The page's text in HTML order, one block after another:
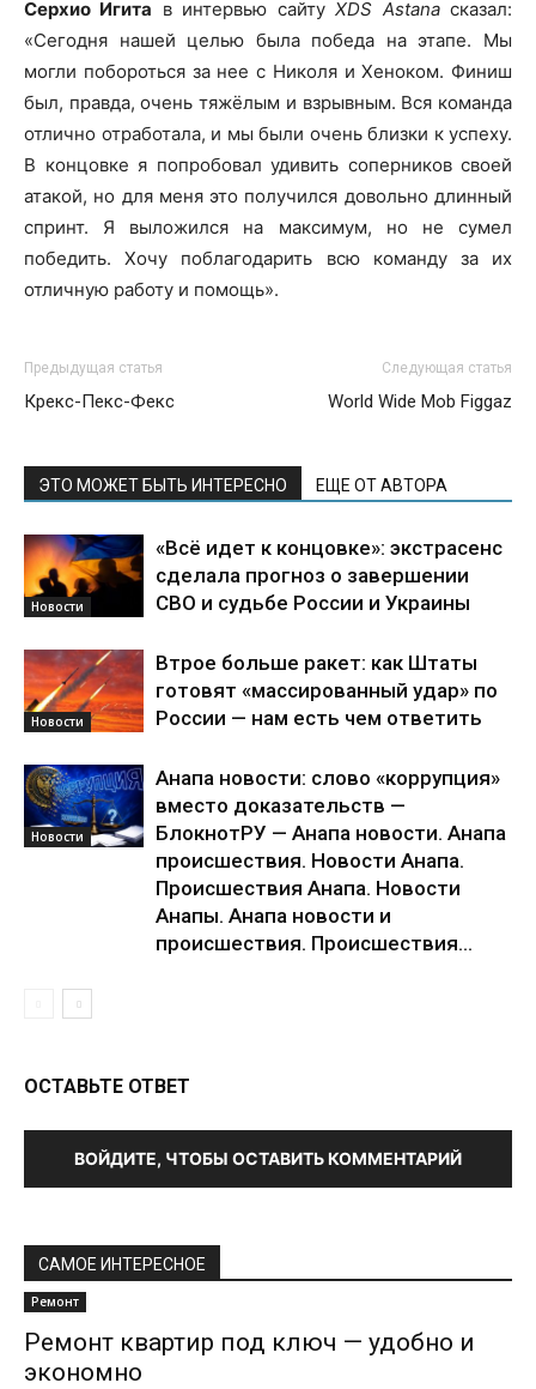
Серхио Игита в интервью сайтуXDS Astanaсказал:
«Сегодня нашей целью была победа на этапе. Мы
могли побороться за нее с Николя и Хеноком. Финиш
был, правда, очень тяжёлым и взрывным. Вся команда
отлично отработала, и мы были очень близки к успеху.
В концовке я попробовал удивить соперников своей
атакой, но для меня это получился довольно длинный
спринт. Я выложился на максимум, но не сумел
победить. Хочу поблагодарить всю команду за их
отличную работу и помощь».
Предыдущая статья
Крекс-Пекс-Фекс
Следующая статья
World Wide Mob Figgaz
ЭТО МОЖЕТ БЫТЬ ИНТЕРЕСНО ЕЩЕ ОТ АВТОРА
Новости
«Всё идет к концовке»: экстрасенс
сделала прогноз о завершении
СВО и судьбе России и Украины
Новости
Втрое больше ракет: как Штаты
готовят «массированный удар» по
России — нам есть чем ответить
Новости
Анапа новости: слово «коррупция»
вместо доказательств —
БлокнотРУ — Анапа новости. Анапа
происшествия. Новости Анапа.
Происшествия Анапа. Новости
Анапы. Анапа новости и
происшествия. Происшествия...
ОСТАВЬТЕ ОТВЕТ
ВОЙДИТЕ, ЧТОБЫ ОСТАВИТЬ КОММЕНТАРИЙ
САМОЕ ИНТЕРЕСНОЕ
Ремонт
Ремонт квартир под ключ — удобно и
экономно